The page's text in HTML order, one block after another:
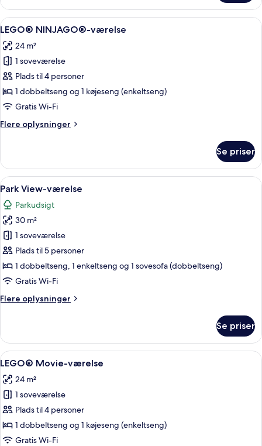
Friends-
værelse
Indlæs
alle
billeder
af
LEGO®
NINJAGO®-
værelse
Et værelse med køjeseng, et
4
LEGO® NINJAGO®-værelse
24 m²
1 soveværelse
Plads til 4 personer
1 dobbeltseng og 1 køjeseng (enkeltseng)
Gratis Wi-Fi
Flere oplysninger
Flere
NINJAGO®-
værelse
Se priser
Indlæs
alle
billeder
af
Park
View-
værelse
Et moderne soveværelse med lyse
5
Park View-værelse
Parkudsigt
30 m²
1 soveværelse
Plads til 5 personer
1 dobbeltseng, 1 enkeltseng og 1 sovesofa (dobbeltseng)
Gratis Wi-Fi
Flere oplysninger
Flere
View-
værelse
Se priser
Indlæs
alle
billeder
af
LEGO®
Movie-
værelse
Et hotelværelse med en seng, et
4
LEGO® Movie-værelse
24 m²
1 soveværelse
Plads til 4 personer
1 dobbeltseng og 1 køjeseng (enkeltseng)
Gratis Wi-Fi